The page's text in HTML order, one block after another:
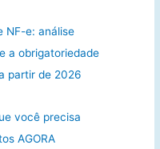
NF-e: análise
a obrigatoriedade
partir de 2026
você precisa
AGORA